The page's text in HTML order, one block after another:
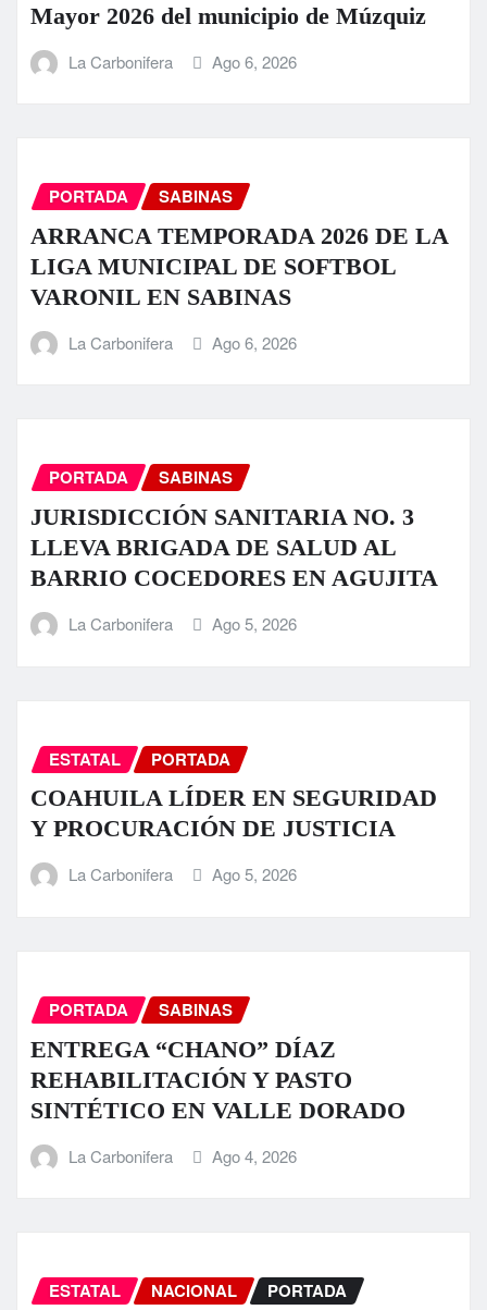
Mayor 2026 del municipio de Múzquiz
La Carbonifera Ago 6, 2026
PORTADA SABINAS
ARRANCA TEMPORADA 2026 DE LA
LIGA MUNICIPAL DE SOFTBOL
VARONIL EN SABINAS
La Carbonifera Ago 6, 2026
PORTADA SABINAS
JURISDICCIÓN SANITARIA NO. 3
LLEVA BRIGADA DE SALUD AL
BARRIO COCEDORES EN AGUJITA
La Carbonifera Ago 5, 2026
ESTATAL PORTADA
COAHUILA LÍDER EN SEGURIDAD
Y PROCURACIÓN DE JUSTICIA
La Carbonifera Ago 5, 2026
PORTADA SABINAS
ENTREGA “CHANO” DÍAZ
REHABILITACIÓN Y PASTO
SINTÉTICO EN VALLE DORADO
La Carbonifera Ago 4, 2026
ESTATAL NACIONAL PORTADA